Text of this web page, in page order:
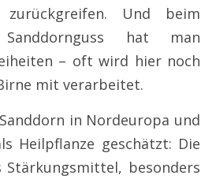
zurückgreifen. Und beim
Sanddornguss hat man
– oft wird hier noch
mit verarbeitet.
in Nordeuropa und
Heilpflanze geschätzt: Die
Stärkungsmittel, besonders